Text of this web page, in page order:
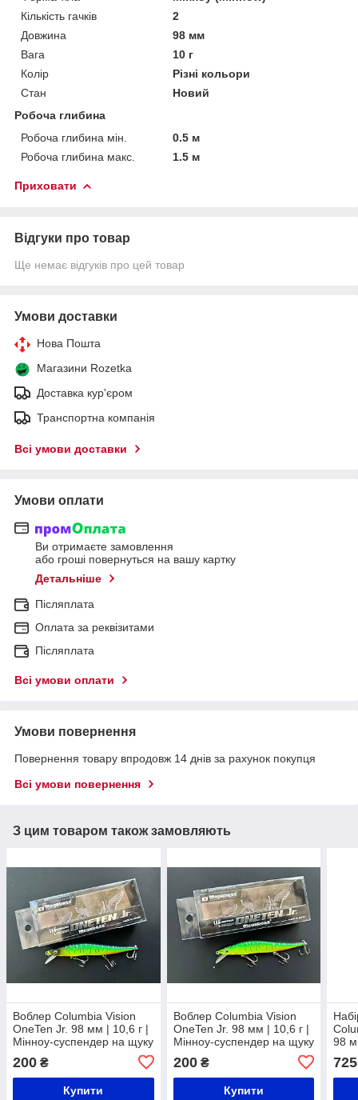
Кількість гачків
2
Довжина
98 мм
Вага
10 г
Колір
Різні кольори
Стан
Новий
Робоча глибина
Робоча глибина мін.
0.5 м
Робоча глибина макс.
1.5 м
Приховати
Відгуки про товар
Ще немає відгуків про цей товар
Умови доставки
Нова Пошта
Магазини Rozetka
Доставка кур'єром
Транспортна компанія
Всі умови доставки
Умови оплати
Ви отримаєте замовлення
або гроші повернуться на вашу картку
Детальніше
Післяплата
Оплата за реквізитами
Післяплата
Всі умови оплати
Умови повернення
Повернення товару впродовж 14 днів за рахунок покупця
Всі умови повернення
З цим товаром також замовляють
Воблер Columbia Vision
OneTen Jr. 98 мм | 10,6 г |
Мінноу-суспендер на щуку
та окуня | Японська якість
200 ₴
Купити
Воблер Columbia Vision
OneTen Jr. 98 мм | 10,6 г |
Мінноу-суспендер на щуку
та окуня | Японська якість
200₴
Купити
98
725